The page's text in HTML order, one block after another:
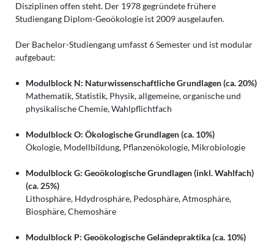
Disziplinen offen steht. Der 1978 gegründete frühere
Studiengang Diplom-Geoökologie ist 2009 ausgelaufen.
Der Bachelor-Studiengang umfasst 6 Semester und ist modular
aufgebaut:
Modulblock N: Naturwissenschaftliche Grundlagen (ca. 20%)
Mathematik, Statistik, Physik, allgemeine, organische und
physikalische Chemie, Wahlpflichtfach
Modulblock O: Ökologische Grundlagen (ca. 10%)
Ökologie, Modellbildung, Pflanzenökologie, Mikrobiologie
Modulblock G: Geoökologische Grundlagen (inkl. Wahlfach)
(ca. 25%)
Lithosphäre, Hdydrosphäre, Pedosphäre, Atmosphäre,
Biosphäre, Chemoshäre
Modulblock P: Geoökologische Geländepraktika (ca. 10%)